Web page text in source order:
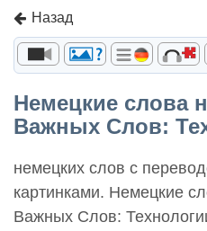
Назад
Немецкие слова
Важных Слов:
немецких слов с
картинками. Немецкие
Важных Слов: